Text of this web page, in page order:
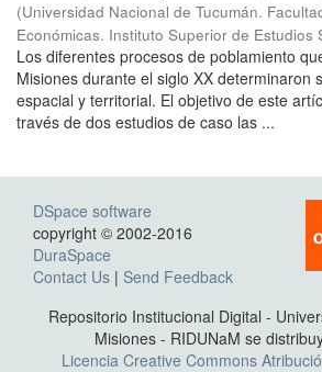
(Universidad Nacional de Tucumán.
Económicas. Instituto Superior de Estudios
Los diferentes procesos de poblamiento
Misiones durante el siglo XX determinaron
espacial y territorial. El objetivo de este
través de dos estudios de caso las ...
DSpace software
copyright © 2002-2016
DuraSpace
Contact Us | Send Feedback
Repositorio Institucional Digital -
Misiones - RIDUNaM se
Licencia Creative Commons